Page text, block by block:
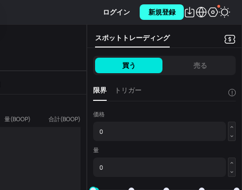
ログイン 新規登録
量(BOOP) 合計(BOOP)
スポットトレーディング
買う 売る
限界 トリガー !
価格
量